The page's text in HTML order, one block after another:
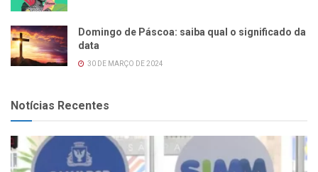
Domingo de Páscoa: saiba qual o significado da
data
30 DE MARÇO DE 2024
Notícias Recentes